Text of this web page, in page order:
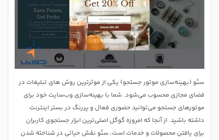
سئو (بهینه‌سازی موتور جستجو) یکی از موثرترین روش های تبلیغات در
فضای مجازی محسوب می‌شود. شما با بهینه‌سازی وب‌سایت خود برای
موتورهای جستجو می‌توانید حضوری فعال و پررنگ در بستر اینترنت
داشته باشید. از آنجا که امروزه گوگل اصلی‌ترین ابزار جستجوی کاربران
برای یافتن محصولات و خدمات است، سئو نقش حیاتی در شناخته شدن